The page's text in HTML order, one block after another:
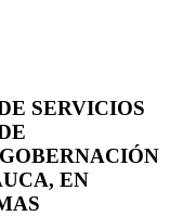
SERVICIOS
EN